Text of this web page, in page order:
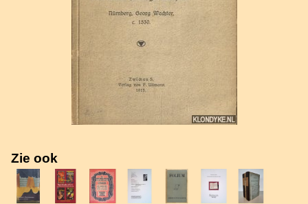
Zie ook